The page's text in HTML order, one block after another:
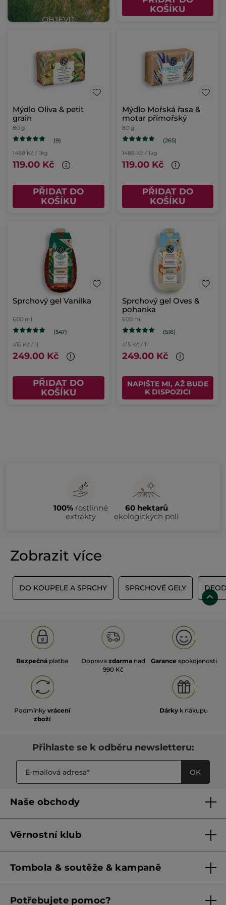
KOŠÍKU
Mýdlo Oliva & petit
grain
80 g
(9)
1488 Kč / 1kg
119.00 Kč
PŘIDAT DO
KOŠÍKU
Mýdlo Mořská řasa &
motar přímořský
80 g
(265)
1488 Kč / 1kg
119.00 Kč
PŘIDAT DO
KOŠÍKU
Sprchový gel Vanilka
600 ml
(547)
415 Kč / 1l
249.00 Kč
PŘIDAT DO
KOŠÍKU
Sprchový gel Oves &
pohanka
600 ml
(516)
415 Kč / 1l
249.00 Kč
NAPIŠTE MI, AŽ BUDE
K DISPOZICI
100% rostlinné
extrakty
60 hektarů
ekologických polí
Zobrazit více
DO KOUPELE A SPRCHY SPRCHOVÉ GELY
Bezpečná platba Doprava zdarma nad
990 Kč
Garance spokojenosti
Podmínky vrácení
zboží
Dárky k nákupu
Přihlaste se k odběru newsletteru:
OK
Naše obchody
Franšízing
Věrnostní klub
Pravidla věrnostního klubu od 1. 6. 2026
Tombola & soutěže & kampaně
Potřebujete pomoc?